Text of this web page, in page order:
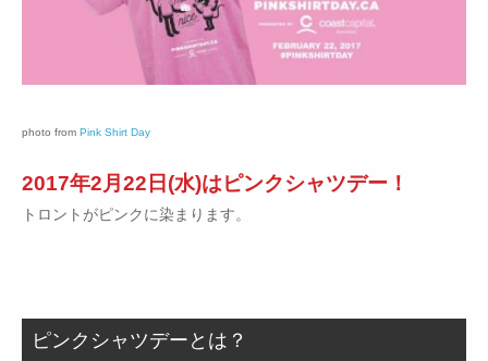
photo from Pink Shirt Day
2017年2月22日(水)はピンクシャツデー！
トロントがピンクに染まります。
ピンクシャツデーとは？